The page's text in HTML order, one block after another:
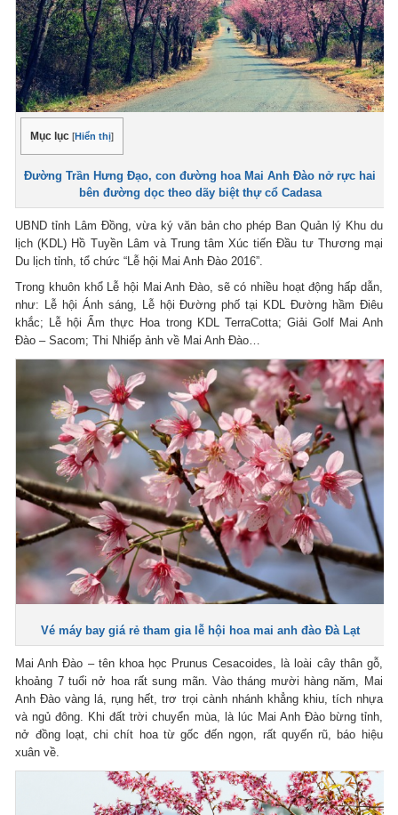
Mục lục [Hiển thị]
Đường Trần Hưng Đạo, con đường hoa Mai Anh Đào nở rực hai
bên đường dọc theo dãy biệt thự cổ Cadasa
UBND tỉnh Lâm Đồng, vừa ký văn bản cho phép Ban Quản lý Khu du
lịch (KDL) Hồ Tuyền Lâm và Trung tâm Xúc tiến Đầu tư Thương mại
Du lịch tỉnh, tổ chức “Lễ hội Mai Anh Đào 2016”.
Trong khuôn khổ Lễ hội Mai Anh Đào, sẽ có nhiều hoạt động hấp dẫn,
như: Lễ hội Ánh sáng, Lễ hội Đường phố tại KDL Đường hầm Điêu
khắc; Lễ hội Ẩm thực Hoa trong KDL TerraCotta; Giải Golf Mai Anh
Đào – Sacom; Thi Nhiếp ảnh về Mai Anh Đào…
Vé máy bay giá rẻ tham gia lễ hội hoa mai anh đào Đà Lạt
Mai Anh Đào – tên khoa học Prunus Cesacoides, là loài cây thân gỗ,
khoảng 7 tuổi nở hoa rất sung mãn. Vào tháng mười hàng năm, Mai
Anh Đào vàng lá, rụng hết, trơ trọi cành nhánh khẳng khiu, tích nhựa
và ngủ đông. Khi đất trời chuyển mùa, là lúc Mai Anh Đào bừng tỉnh,
nở đồng loạt, chi chít hoa từ gốc đến ngọn, rất quyến rũ, báo hiệu
xuân về.